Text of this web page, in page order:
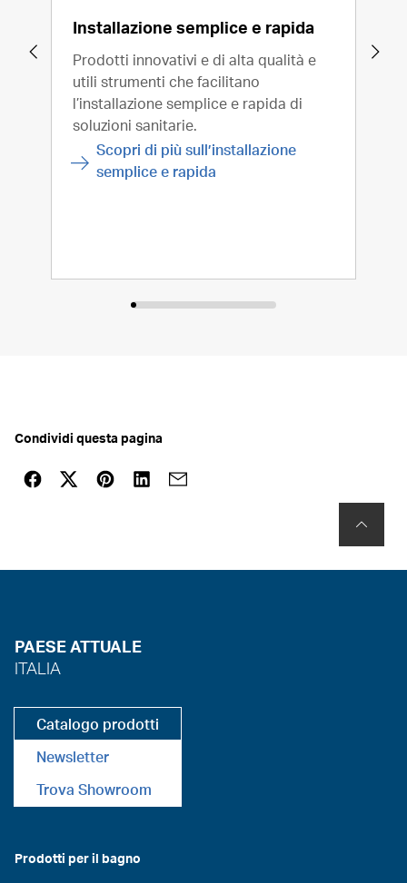
Installazione semplice e rapida
Prodotti innovativi e di alta qualità e
utili strumenti che facilitano
l’installazione semplice e rapida di
soluzioni sanitarie.
Scopri di più sull’installazione
semplice e rapida
Condividi questa pagina
PAESE ATTUALE
ITALIA
Catalogo prodotti
Newsletter
Trova Showroom
Prodotti per il bagno